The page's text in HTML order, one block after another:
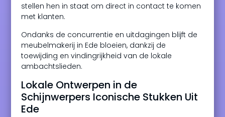
stellen hen in staat om direct in contact te komen
met klanten.
Ondanks de concurrentie en uitdagingen blijft de
meubelmakerij in Ede bloeien, dankzij de
toewijding en vindingrijkheid van de lokale
ambachtslieden.
Lokale Ontwerpen in de
Schijnwerpers Iconische Stukken Uit
Ede